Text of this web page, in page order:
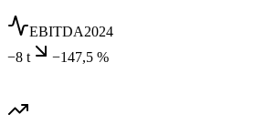
EBITDA2024
−8 t
−147,5 %